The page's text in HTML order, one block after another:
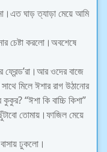
ঘাড় ত্যাড়া মেয়ে আমি
চেষ্টা করলো।অবশেষে
ওদের বাজে
মিলে ঈশার রাগ উঠানোর
“ঈশা কি বাচ্চি কিশা”
তোমায়।ফাজিল মেয়ে
ঢুকলো।